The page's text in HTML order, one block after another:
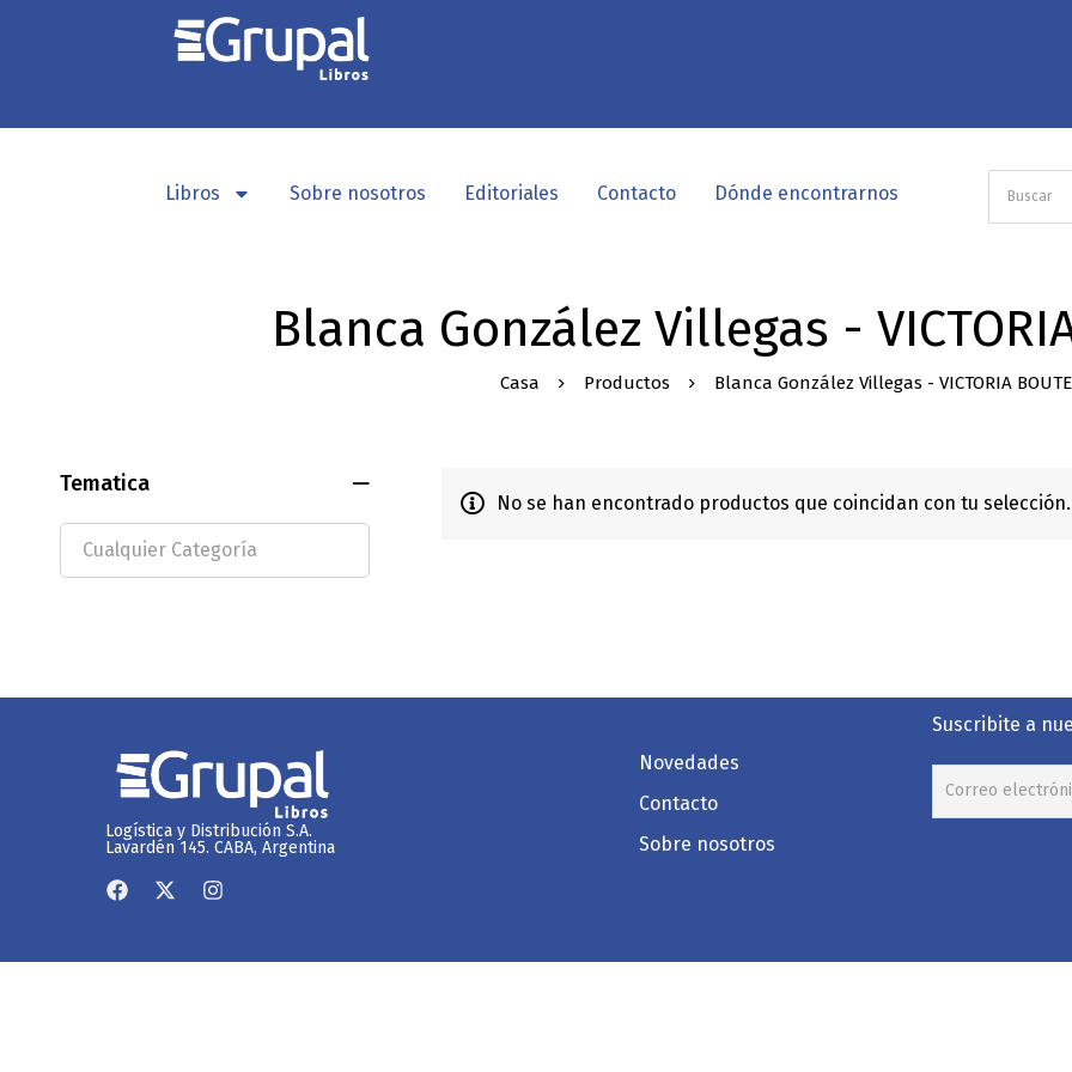
Libros Sobre nosotros Editoriales Contacto Dónde encontrarnos
Blanca González Villegas -
Casa Productos Blanca González Villegas - VICTORIA
Tematica
No se han encontrado productos que coincidan con tu selección.
Logística y Distribución S.A.
Lavardén 145. CABA, Argentina
Novedades
Contacto
Sobre nosotros
Suscribite a